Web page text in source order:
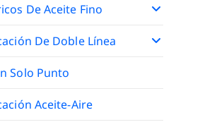
De Aceite Fino
De Doble Línea
Solo Punto
Aceite-Aire